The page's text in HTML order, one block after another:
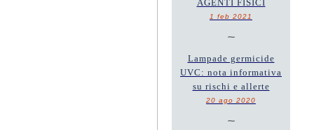
AGENTI FISICI
1 feb 2021
~
Lampade germicide
UVC: nota informativa
su rischi e allerte
20 ago 2020
~